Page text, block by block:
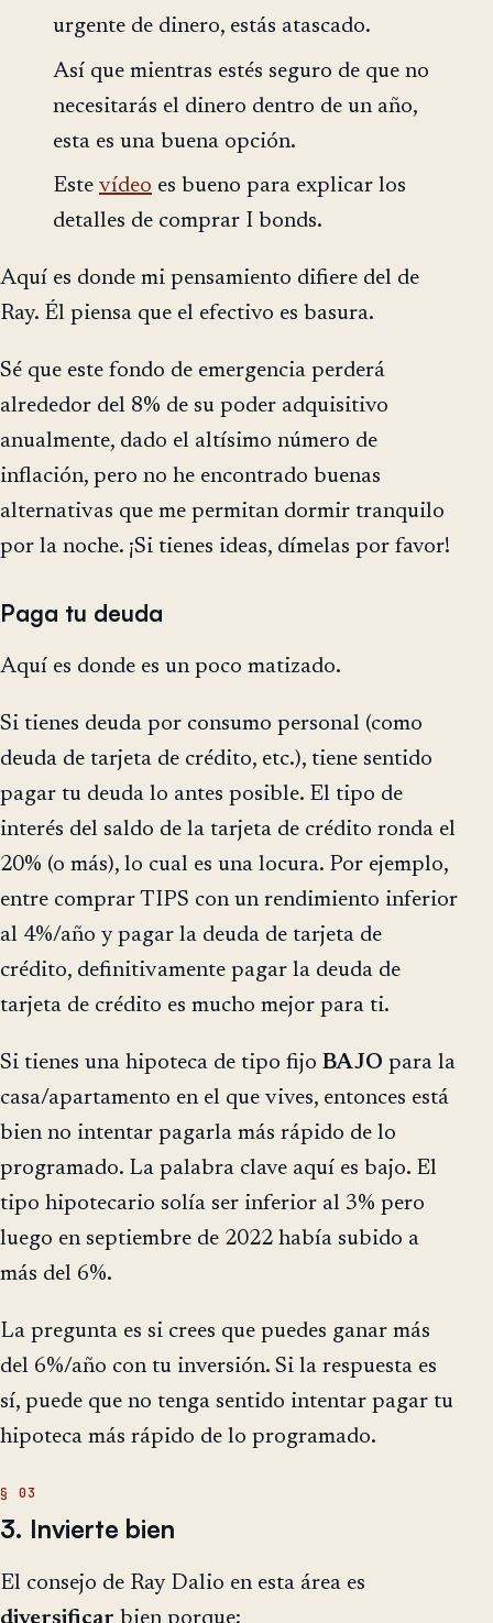
urgente de dinero, estás atascado.
Así que mientras estés seguro de que no
necesitarás el dinero dentro de un año,
esta es una buena opción.
Este vídeo es bueno para explicar los
detalles de comprar I bonds.
Aquí es donde mi pensamiento difiere del de
Ray. Él piensa que el efectivo es basura.
Sé que este fondo de emergencia perderá
alrededor del 8% de su poder adquisitivo
anualmente, dado el altísimo número de
inflación, pero no he encontrado buenas
alternativas que me permitan dormir tranquilo
por la noche. ¡Si tienes ideas, dímelas por favor!
Paga tu deuda
Aquí es donde es un poco matizado.
Si tienes deuda por consumo personal (como
deuda de tarjeta de crédito, etc.), tiene sentido
pagar tu deuda lo antes posible. El tipo de
interés del saldo de la tarjeta de crédito ronda el
20% (o más), lo cual es una locura. Por ejemplo,
entre comprar TIPS con un rendimiento inferior
al 4%/año y pagar la deuda de tarjeta de
crédito, definitivamente pagar la deuda de
tarjeta de crédito es mucho mejor para ti.
Si tienes una hipoteca de tipo fijo BAJO para la
casa/apartamento en el que vives, entonces está
bien no intentar pagarla más rápido de lo
programado. La palabra clave aquí es bajo. El
tipo hipotecario solía ser inferior al 3% pero
luego en septiembre de 2022 había subido a
más del 6%.
La pregunta es si crees que puedes ganar más
del 6%/año con tu inversión. Si la respuesta es
sí, puede que no tenga sentido intentar pagar tu
hipoteca más rápido de lo programado.
3. Invierte bien
El consejo de Ray Dalio en esta área es